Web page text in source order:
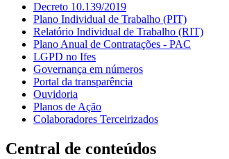
Decreto 10.139/2019
Plano Individual de Trabalho (PIT)
Relatório Individual de Trabalho (RIT)
Plano Anual de Contratações - PAC
LGPD no Ifes
Governança em números
Portal da transparência
Ouvidoria
Planos de Ação
Colaboradores Terceirizados
Central de conteúdos